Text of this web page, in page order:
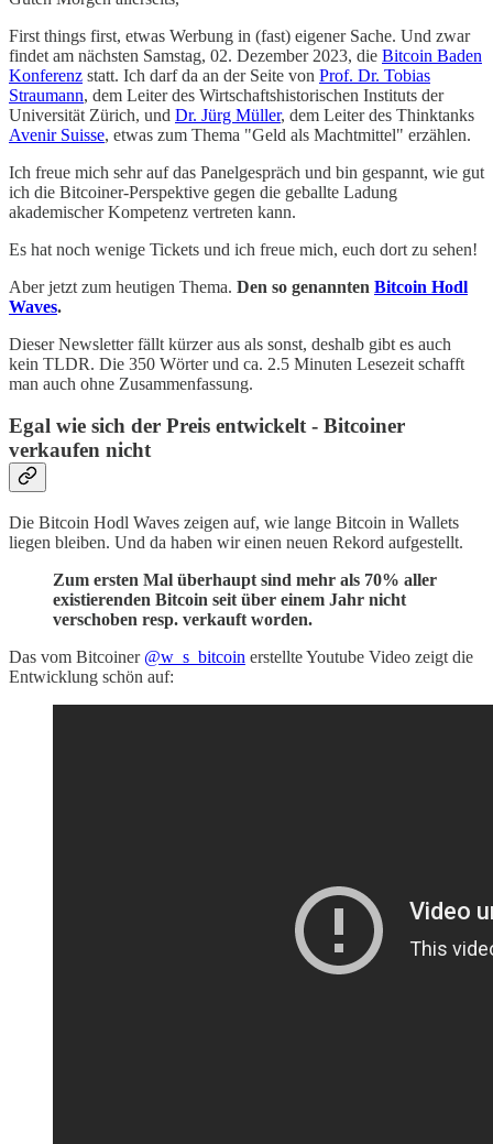
First things first, etwas Werbung in (fast) eigener Sache. Und zwar
findet am nächsten Samstag, 02. Dezember 2023, die Bitcoin Baden
Konferenz statt. Ich darf da an der Seite von Prof. Dr. Tobias
Straumann, dem Leiter des Wirtschaftshistorischen Instituts der
Universität Zürich, und Dr. Jürg Müller, dem Leiter des Thinktanks
Avenir Suisse, etwas zum Thema "Geld als Machtmittel" erzählen.
Ich freue mich sehr auf das Panelgespräch und bin gespannt, wie gut
ich die Bitcoiner-Perspektive gegen die geballte Ladung
akademischer Kompetenz vertreten kann.
Es hat noch wenige Tickets und ich freue mich, euch dort zu sehen!
Aber jetzt zum heutigen Thema. Den so genannten Bitcoin Hodl
Waves.
Dieser Newsletter fällt kürzer aus als sonst, deshalb gibt es auch
kein TLDR. Die 350 Wörter und ca. 2.5 Minuten Lesezeit schafft
man auch ohne Zusammenfassung.
Egal wie sich der Preis entwickelt - Bitcoiner
verkaufen nicht
Die Bitcoin Hodl Waves zeigen auf, wie lange Bitcoin in Wallets
liegen bleiben. Und da haben wir einen neuen Rekord aufgestellt.
Zum ersten Mal überhaupt sind mehr als 70% aller
existierenden Bitcoin seit über einem Jahr nicht
verschoben resp. verkauft worden.
Das vom Bitcoiner @w_s_bitcoin erstellte Youtube Video zeigt die
Entwicklung schön auf: